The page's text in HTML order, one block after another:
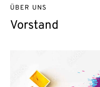
Vorstand
ÜBER UNS